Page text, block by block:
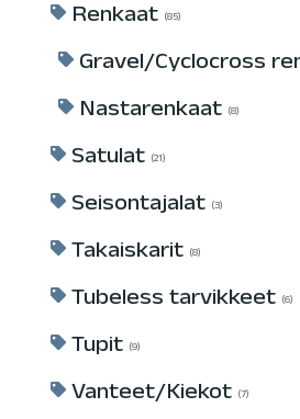
Renkaat 85
Gravel/Cyclocross
Nastarenkaat 8
Satulat 21
Seisontajalat 3
Takaiskarit 8
Tubeless tarvikkeet 6
Tupit 9
Vanteet/Kiekot 7